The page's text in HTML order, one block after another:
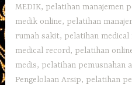
MEDIK, pelatihan manajemen
medik online, pelatihan
rumah sakit, pelatihan medical
medical record, pelatihan
medis, pelatihan pemusnahan
Pengelolaan Arsip, pelatihan